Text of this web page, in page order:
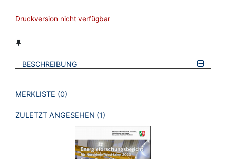
Druckversion nicht verfügbar
BESCHREIBUNG
VERWEISE AUF VERMERKTE- ODER ZULETZT ANGESEHENE
MERKLISTE 0 BROSCHÜREN
ZULETZT ANGESEHEN 1 BROSCHÜREN